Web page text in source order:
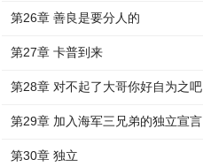
第26章 善良是要分人的
第27章 卡普到来
第28章 对不起了大哥你好自为之吧
第29章 加入海军三兄弟的独立宣言
第30章 独立